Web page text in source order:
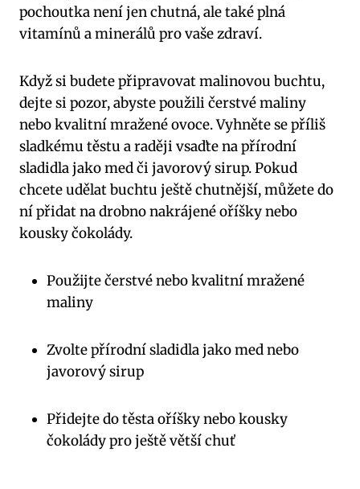
pochoutka není jen chutná, ale také plná
vitamínů a minerálů pro vaše zdraví.
Když si budete připravovat malinovou buchtu,
dejte si pozor, abyste použili čerstvé maliny
nebo kvalitní mražené ovoce. Vyhněte se příliš
sladkému těstu a raději vsaďte na přírodní
sladidla jako med či javorový sirup. Pokud
chcete udělat buchtu ještě chutnější, můžete do
ní přidat na drobno nakrájené oříšky nebo
kousky čokolády.
Použijte čerstvé nebo kvalitní mražené
maliny
Zvolte přírodní sladidla jako med nebo
javorový sirup
Přidejte do těsta oříšky nebo kousky
čokolády pro ještě větší chuť